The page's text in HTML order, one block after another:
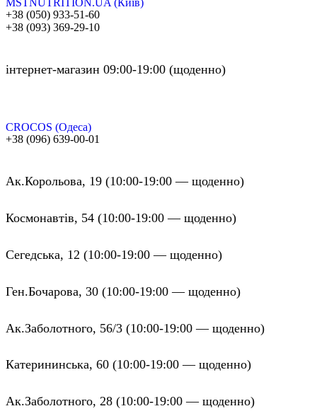
+38 (050) 933-51-60
+38 (093) 369-29-10
інтернет-магазин 09:00-19:00 (щоденно)
CROCOS (Одеса)
+38 (096) 639-00-01
Ак.Корольова, 19 (10:00-19:00 — щоденно)
Космонавтів, 54 (10:00-19:00 — щоденно)
Сегедська, 12 (10:00-19:00 — щоденно)
Ген.Бочарова, 30 (10:00-19:00 — щоденно)
Ак.Заболотного, 56/3 (10:00-19:00 — щоденно)
Катерининська, 60 (10:00-19:00 — щоденно)
Ак.Заболотного, 28 (10:00-19:00 — щоденно)